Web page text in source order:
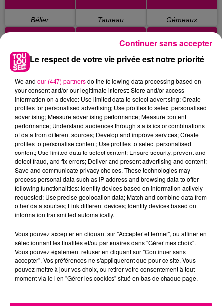
Bélier Taureau Gémeaux
Cancer Lion Vierge
Balance Scorpion Sagittaire
Poissons
Le respect de votre vie privée est notre priorité
We and our (447) partnersdo the following data processing based on
your consent and/or our legitimate interest: Store and/or access
information on a device; Use limited data to select advertising; Create
profiles for personalised advertising; Use profiles to select personalised
advertising; Measure advertising performance; Measure content
performance; Understand audiences through statistics or combinations
of data from different sources; Develop and improve services; Create
profiles to personalise content; Use profiles to select personalised
content; Use limited data to select content; Ensure security, prevent and
detect fraud, and fix errors; Deliver and present advertising and content;
Save and communicate privacy choices. These technologies may
process personal data such as IP address and browsing data to offer
following functionalities: Identify devices based on information actively
requested; Use precise geolocation data; Match and combine data from
other data sources; Link different devices; Identify devices based on
information transmitted automatically.
Vous pouvez accepter en cliquant sur "Accepter et fermer", ou affiner en
sélectionnant les finalités et/ou partenaires dans "Gérer mes choix".
Vous pouvez également refuser en cliquant sur "Continuer sans
accepter". Vos préférences ne s'appliqueront que pour ce site. Vous
pouvez mettre à jour vos choix, ou retirer votre consentement à tout
moment via le lien "Gérer les cookies" situé en bas de chaque page.
Continuer sans accepter